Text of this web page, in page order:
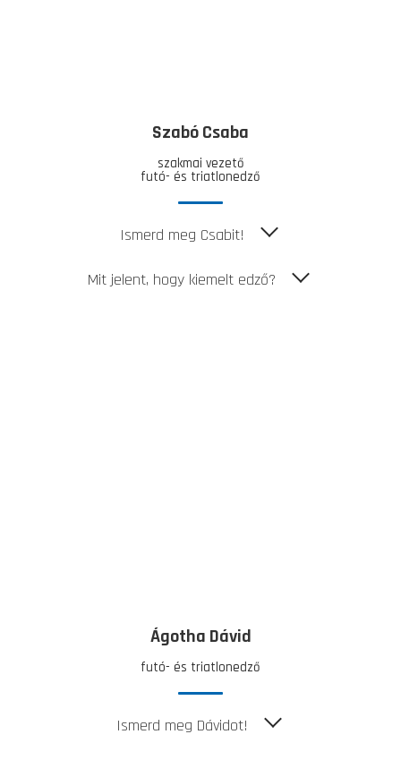
Szabó Csaba
szakmai vezető
futó- és triatlonedző
Ismerd meg Csabit!
Mit jelent, hogy kiemelt edző?
Ágotha Dávid
futó- és triatlonedző
Ismerd meg Dávidot!